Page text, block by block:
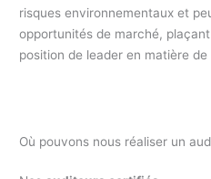
risques environnementaux et
opportunités de marché,
position de leader en matière de
Où pouvons nous réaliser un